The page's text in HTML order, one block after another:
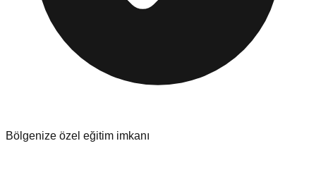
Bölgenize özel eğitim imkanı